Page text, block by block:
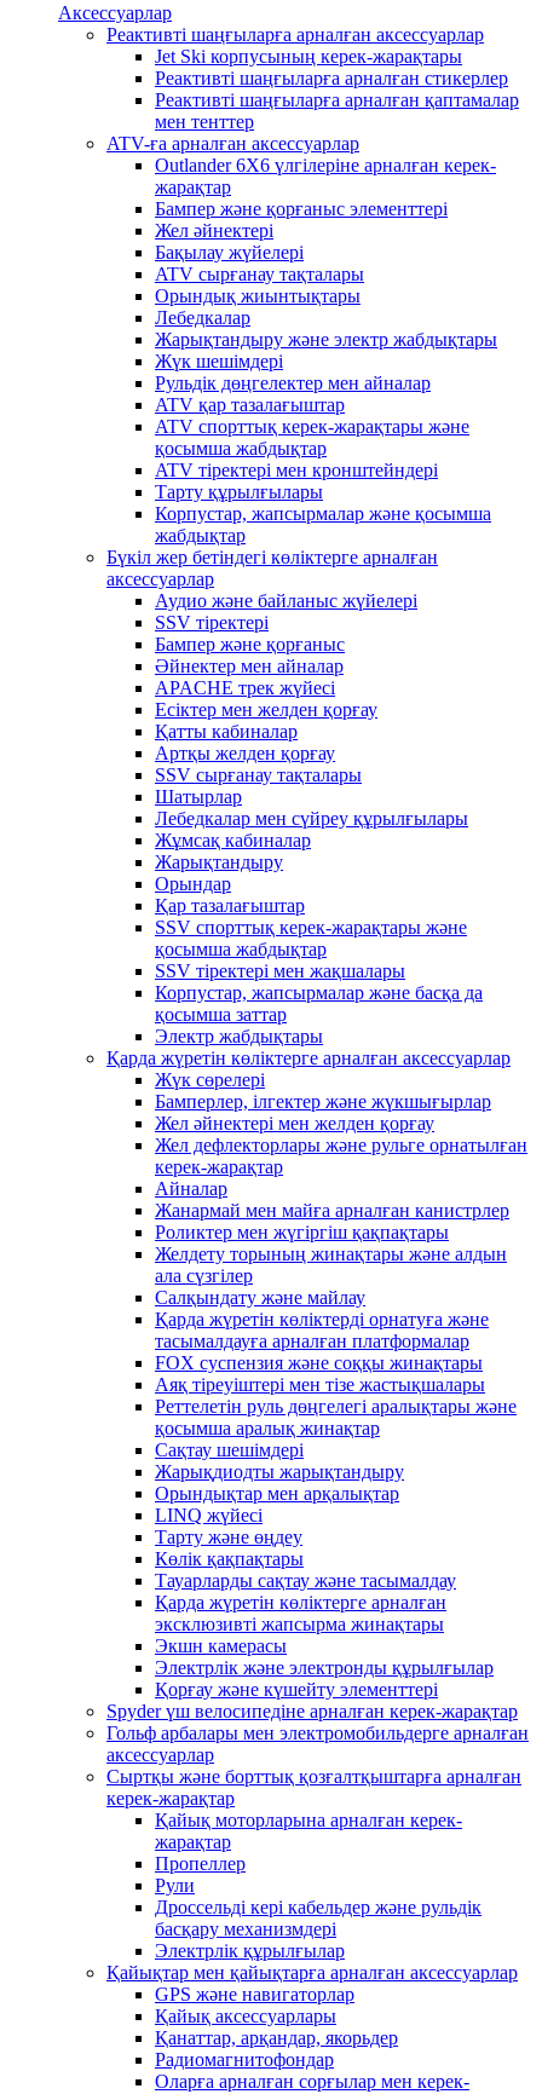
Аксессуарлар
Реактивті шаңғыларға арналған аксессуарлар
Jet Ski корпусының керек-жарақтары
Реактивті шаңғыларға арналған стикерлер
Реактивті шаңғыларға арналған қаптамалар
мен тенттер
ATV-ға арналған аксессуарлар
Outlander 6X6 үлгілеріне арналған керек-
жарақтар
Бампер және қорғаныс элементтері
Жел әйнектері
Бақылау жүйелері
ATV сырғанау тақталары
Орындық жиынтықтары
Лебедкалар
Жарықтандыру және электр жабдықтары
Жүк шешімдері
Рульдік дөңгелектер мен айналар
ATV қар тазалағыштар
ATV спорттық керек-жарақтары және
қосымша жабдықтар
ATV тіректері мен кронштейндері
Тарту құрылғылары
Корпустар, жапсырмалар және қосымша
жабдықтар
Бүкіл жер бетіндегі көліктерге арналған
аксессуарлар
Аудио және байланыс жүйелері
SSV тіректері
Бампер және қорғаныс
Әйнектер мен айналар
APACHE трек жүйесі
Есіктер мен желден қорғау
Қатты кабиналар
Артқы желден қорғау
SSV сырғанау тақталары
Шатырлар
Лебедкалар мен сүйреу құрылғылары
Жұмсақ кабиналар
Жарықтандыру
Орындар
Қар тазалағыштар
SSV спорттық керек-жарақтары және
қосымша жабдықтар
SSV тіректері мен жақшалары
Корпустар, жапсырмалар және басқа да
қосымша заттар
Электр жабдықтары
Қарда жүретін көліктерге арналған аксессуарлар
Жүк сөрелері
Бамперлер, ілгектер және жүкшығырлар
Жел әйнектері мен желден қорғау
Жел дефлекторлары және рульге орнатылған
керек-жарақтар
Айналар
Жанармай мен майға арналған канистрлер
Роликтер мен жүгіргіш қақпақтары
Желдету торының жинақтары және алдын
ала сүзгілер
Салқындату және майлау
Қарда жүретін көліктерді орнатуға және
тасымалдауға арналған платформалар
FOX суспензия және соққы жинақтары
Аяқ тіреуіштері мен тізе жастықшалары
Реттелетін руль дөңгелегі аралықтары және
қосымша аралық жинақтар
Сақтау шешімдері
Жарықдиодты жарықтандыру
Орындықтар мен арқалықтар
LINQ жүйесі
Тарту және өңдеу
Көлік қақпақтары
Тауарларды сақтау және тасымалдау
Қарда жүретін көліктерге арналған
эксклюзивті жапсырма жинақтары
Экшн камерасы
Электрлік және электронды құрылғылар
Қорғау және күшейту элементтері
Spyder үш велосипедіне арналған керек-жарақтар
Гольф арбалары мен электромобильдерге арналған
аксессуарлар
Сыртқы және борттық қозғалтқыштарға арналған
керек-жарақтар
Қайық моторларына арналған керек-
жарақтар
Пропеллер
Рули
Дроссельді кері кабельдер және рульдік
басқару механизмдері
Электрлік құрылғылар
Қайықтар мен қайықтарға арналған аксессуарлар
GPS және навигаторлар
Қайық аксессуарлары
Қанаттар, арқандар, якорьдер
Радиомагнитофондар
Оларға арналған сорғылар мен керек-